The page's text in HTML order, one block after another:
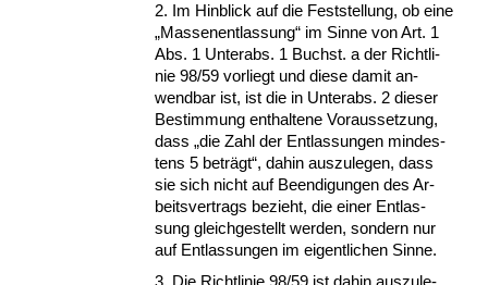
2. Im Hin­blick auf die Fest­stel­lung, ob ei­ne
„Mas­sen­ent­las­sung“ im Sin­ne von Art. 1
Abs. 1 Un­terabs. 1 Buchst. a der Richt­li­
nie 98/59 vor­liegt und die­se da­mit an­
wend­bar ist, ist die in Un­terabs. 2 die­ser
Be­stim­mung ent­hal­te­ne Vor­aus­set­zung,
dass „die Zahl der Ent­las­sun­gen min­des­
tens 5 beträgt“, da­hin aus­zu­le­gen, dass
sie sich nicht auf Be­en­di­gun­gen des Ar­
beits­ver­trags be­zieht, die ei­ner Ent­las­
sung gleich­ge­stellt wer­den, son­dern nur
auf Ent­las­sun­gen im ei­gent­li­chen Sin­ne.